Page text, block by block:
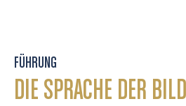
FÜHRUNG
DIE SPRACHE DER